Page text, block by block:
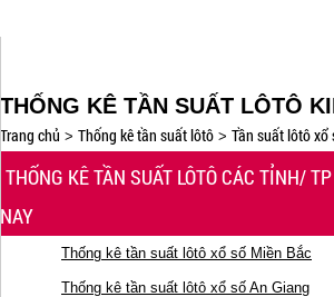
THỐNG KÊ TẦN SUẤT LÔTÔ
Trang chủ > Thống kê tần suất lôtô > Tần suất lôtô xổ
THỐNG KÊ TẦN SUẤT LÔTÔ CÁC TỈNH/
NAY
Thống kê tần suất lôtô xổ số Miền Bắc
Thống kê tần suất lôtô xổ số An Giang